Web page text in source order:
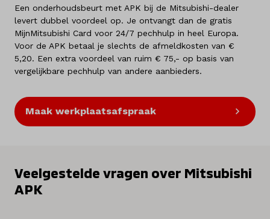
Een onderhoudsbeurt met APK bij de Mitsubishi-dealer
levert dubbel voordeel op. Je ontvangt dan de gratis
MijnMitsubishi Card voor 24/7 pechhulp in heel Europa.
Voor de APK betaal je slechts de afmeldkosten van €
5,20. Een extra voordeel van ruim € 75,- op basis van
vergelijkbare pechhulp van andere aanbieders.
Maak werkplaatsafspraak
Veelgestelde vragen over Mitsubishi
APK